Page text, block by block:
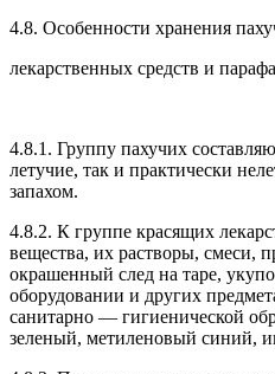
4.8. Особенности хранения
лекарственных средств и
4.8.1. Группу пахучих
летучие, так и практически
запахом.
4.8.2. К группе красящих
вещества, их растворы, смеси,
окрашенный след на таре,
оборудовании и других
санитарно — гигиенической
зеленый, метиленовый синий,